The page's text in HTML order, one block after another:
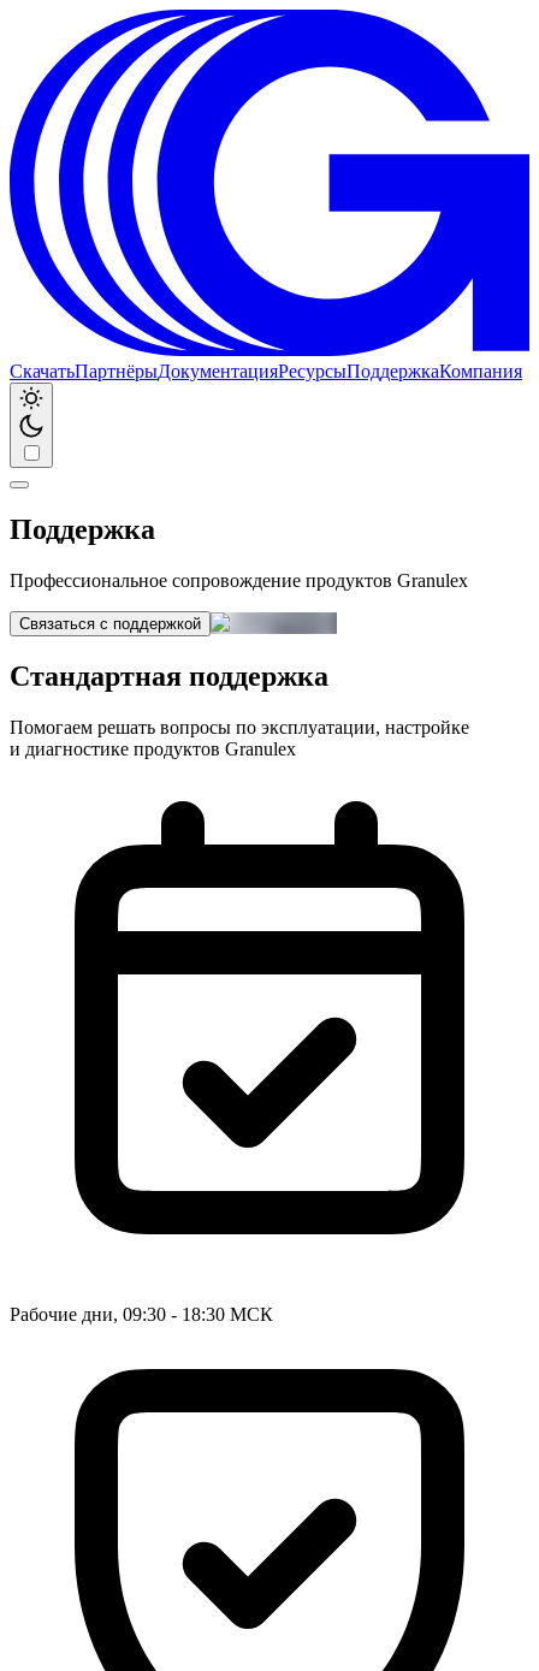
СкачатьПартнёрыДокументацияРесурсыПоддержкаКомпания
Поддержка
Профессиональное сопровождение продуктов Granulex
Связаться с поддержкой
Стандартная поддержка
Помогаем решать вопросы по эксплуатации, настройке
и диагностике продуктов Granulex
Рабочие дни, 09:30 - 18:30 МСК